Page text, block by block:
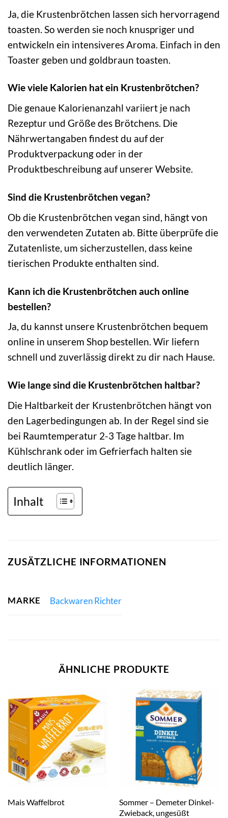
Ja, die Krustenbrötchen lassen sich hervorragend
toasten. So werden sie noch knuspriger und
entwickeln ein intensiveres Aroma. Einfach in den
Toaster geben und goldbraun toasten.
Wie viele Kalorien hat ein Krustenbrötchen?
Die genaue Kalorienanzahl variiert je nach
Rezeptur und Größe des Brötchens. Die
Nährwertangaben findest du auf der
Produktverpackung oder in der
Produktbeschreibung auf unserer Website.
Sind die Krustenbrötchen vegan?
Ob die Krustenbrötchen vegan sind, hängt von
den verwendeten Zutaten ab. Bitte überprüfe die
Zutatenliste, um sicherzustellen, dass keine
tierischen Produkte enthalten sind.
Kann ich die Krustenbrötchen auch online
bestellen?
Ja, du kannst unsere Krustenbrötchen bequem
online in unserem Shop bestellen. Wir liefern
schnell und zuverlässig direkt zu dir nach Hause.
Wie lange sind die Krustenbrötchen haltbar?
Die Haltbarkeit der Krustenbrötchen hängt von
den Lagerbedingungen ab. In der Regel sind sie
bei Raumtemperatur 2-3 Tage haltbar. Im
Kühlschrank oder im Gefrierfach halten sie
deutlich länger.
Inhalt
ZUSÄTZLICHE INFORMATIONEN
MARKE Backwaren Richter
ÄHNLICHE PRODUKTE
Mais Waffelbrot
Sommer – Demeter Dinkel-
Zwieback, ungesüßt